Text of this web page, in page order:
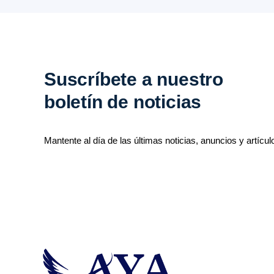
Suscríbete a nuestro
boletín de noticias
Mantente al día de las últimas noticias, anuncios y